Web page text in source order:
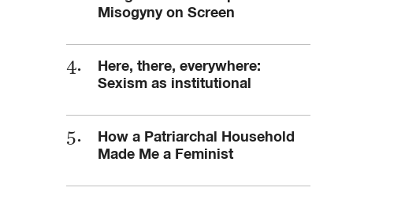
Misogyny on Screen
Here, there, everywhere:
Sexism as institutional
How a Patriarchal Household
Made Me a Feminist